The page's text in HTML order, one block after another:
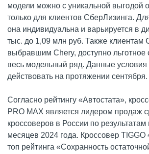
модели можно с уникальной выгодой
только для клиентов СберЛизинга.
она индивидуальна и варьируется в
тыс. до 1,09 млн руб. Также клиентам
выбравшим Chery, доступно льготное
весь модельный ряд. Данные условия
действовать на протяжении сентября.
Согласно рейтингу «Автостата»,
PRO MAX является лидером продаж
кроссоверов в России по
месяцев 2024 года. Кроссовер
топ рейтинга «Сохранность